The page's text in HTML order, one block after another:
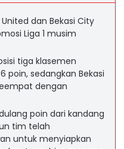
dan Bekasi City
Liga 1 musim
tiga klasemen
poin, sedangkan Bekasi
dengan
poin dari kandang
tim telah
untuk menyiapkan